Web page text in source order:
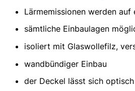
Lärmemissionen werden
sämtliche Einbaulagen
isoliert mit Glaswollefilz,
wandbündiger Einbau
der Deckel lässt sich